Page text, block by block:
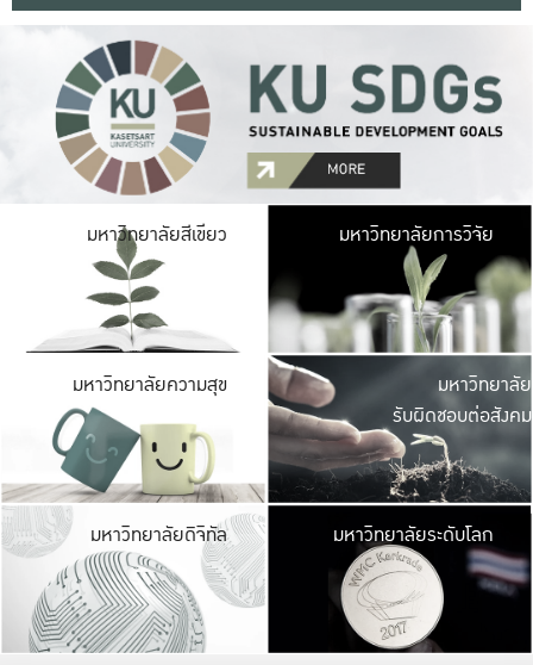
มหาวิทยาลัยสีเขียว มหาวิ
มีพื้นที่เขียวสดใส
เป็นป่าในเมือง เกษต
มหาวิทยาลัยการวิจัย
มหาวิทยาลัยความสุข มหาวิ
ค
เปิดประ
และพบเรื่องราวใ
มหาวิทยาลัย
รับผิดชอบต่อสังคม
มหาวิทยาลัยดิจิทัล มหาวิ
เปลี่ยนแปลง แล
เพื่อทำง
ระบบสารสนเทศ
มหาวิทยาลัยระดับโลก